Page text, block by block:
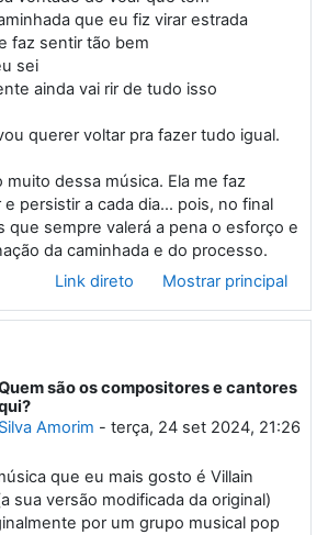
que eu fiz virar estrada
faz sentir tão bem
sei
ainda vai rir de tudo isso
querer voltar pra fazer tudo igual.
muito dessa música. Ela me faz
e persistir a cada dia... pois, no final
que sempre valerá a pena o esforço e
da caminhada e do processo.
Link direto
Mostrar principal
post
são os compositores e cantores
Amorim - terça, 24 set 2024, 21:26
que eu mais gosto é Villain
sua versão modificada da original)
por um grupo musical pop